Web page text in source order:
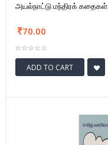
அயல்நாட்டு மந்திரக் கதைகள்
70.00
ADD TO CART